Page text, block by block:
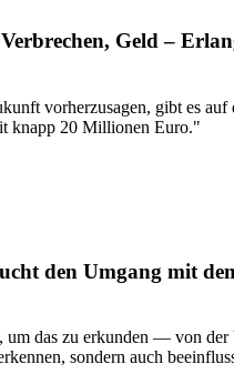
Geld –
vorherzusagen, gibt es
knapp 20 Millionen Euro."
den Umgang mit
das zu erkunden — von
sondern auch